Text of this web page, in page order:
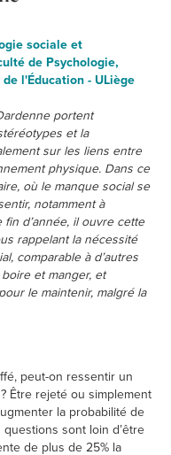
sociale et
de Psychologie,
l'Éducation - ULiège
portent
et la
sur les liens entre
physique. Dans ce
où le manque social se
notamment à
d’année, il ouvre cette
rappelant la nécessité
comparable à d’autres
et manger, et
le maintenir, malgré la
peut-on ressentir un
Être rejeté ou simplement
la probabilité de
sont loin d’être
de plus de 25% la